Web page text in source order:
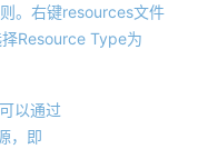
。右键resources文件
Resource Type为
以通过
，即